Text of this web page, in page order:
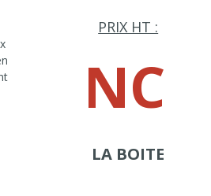
PRIX HT :
NC
LA BOITE